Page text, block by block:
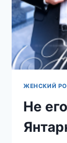
ЖЕНСКИЙ
Не